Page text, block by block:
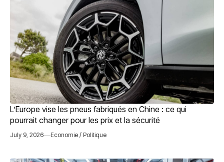
L’Europe vise les pneus fabriqués en Chine : ce qui
pourrait changer pour les prix et la sécurité
July 9, 2026 Economie / Politique